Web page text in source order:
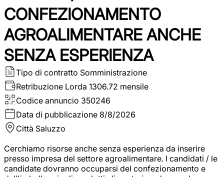
CONFEZIONAMENTO
AGROALIMENTARE ANCHE
SENZA ESPERIENZA
Tipo di contratto Somministrazione
Retribuzione Lorda 1306.72 mensile
Codice annuncio 350246
Data di pubblicazione 8/8/2026
Città Saluzzo
Cerchiamo risorse anche senza esperienza da inserire
presso impresa del settore agroalimentare. I candidati / le
candidate dovranno occuparsi del confezionamento e